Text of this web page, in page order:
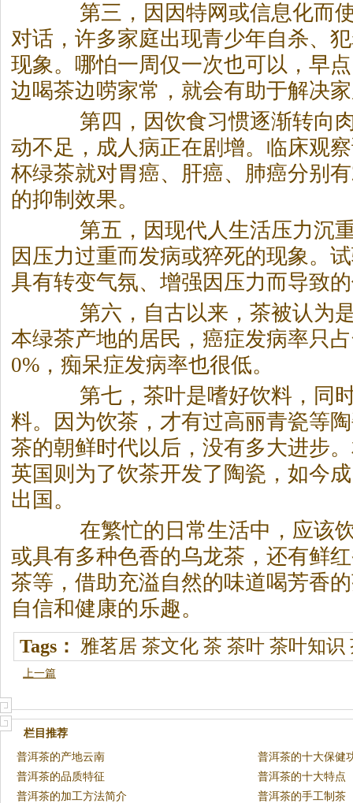
第三，因因特网或信息化而使
对话，许多家庭出现青少年自杀、
现象。哪怕一周仅一次也可以，早
边喝茶边唠家常，就会有助于解决
第四，因饮食习惯逐渐转向肉
动不足，成人病正在剧增。临床观
杯绿茶就对胃癌、肝癌、肺癌分别
的抑制效果。
第五，因现代人生活压力沉重
因压力过重而发病或猝死的现象。
具有转变气氛、增强因压力而导致
第六，自古以来，茶被认为是
本绿茶产地的居民，癌症发病率只
0%，痴呆症发病率也很低。
第七，茶叶是嗜好饮料，同时
料。因为饮茶，才有过高丽青瓷等
茶的朝鲜时代以后，没有多大进步
英国则为了饮茶开发了陶瓷，如今
出国。
在繁忙的日常生活中，应该饮
或具有多种色香的乌龙茶，还有鲜
茶等，借助充溢自然的味道喝芳香
自信和健康的乐趣。
Tags： 雅茗居 茶文化 茶 茶叶 茶叶知识
上一篇
栏目推荐
普洱茶的产地云南
普洱茶的十大保健
普洱茶的品质特征
普洱茶的十大特点
普洱茶的加工方法简介
普洱茶的手工制茶